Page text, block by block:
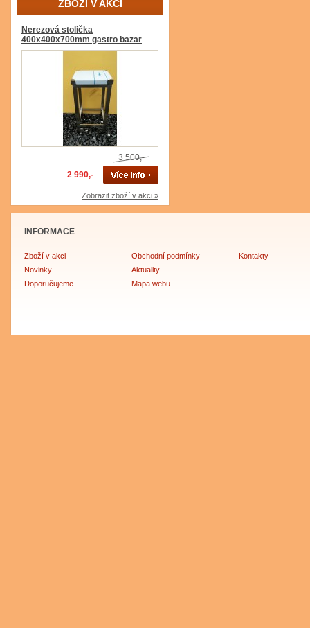
ZBOŽÍ V AKCI
Nerezová stolička
400x400x700mm gastro bazar
3 500,-
2 990,-
Zobrazit zboží v akci »
INFORMACE
Zboží v akci
Novinky
Doporučujeme
Obchodní podmínky
Aktuality
Mapa webu
Kontakty